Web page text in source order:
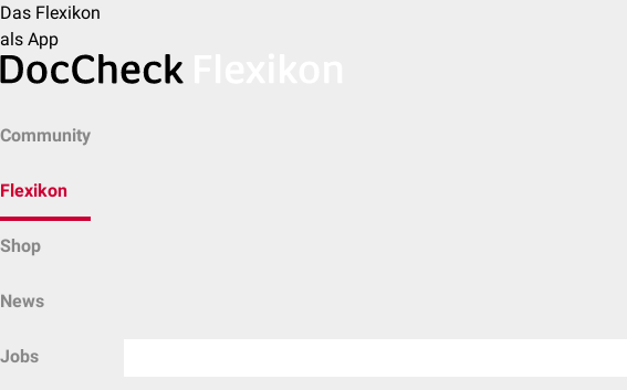
Das Flexikon
als App
Community
Flexikon
Shop
News
Jobs